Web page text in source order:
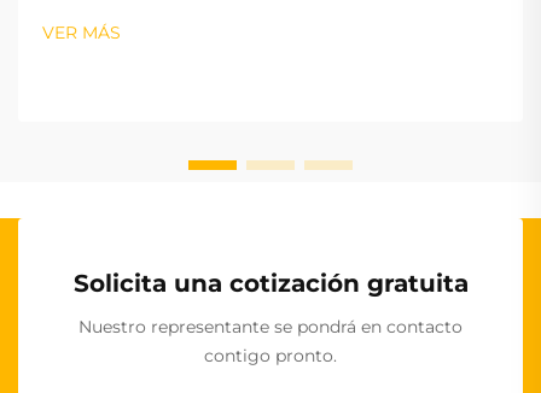
VER MÁS
Solicita una cotización gratuita
Nuestro representante se pondrá en contacto
contigo pronto.